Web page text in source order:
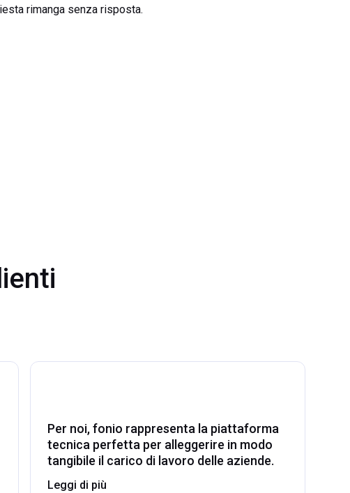
rimanga senza risposta.
Per noi, fonio rappresenta la piattaforma
tecnica perfetta per alleggerire in modo
tangibile il carico di lavoro delle aziende.
Leggi di più